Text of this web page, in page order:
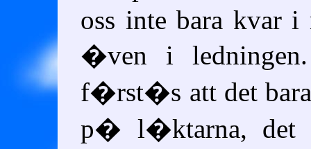
oss inte bara kvar i
�ven i
f�rst�s att det
p� l�ktarna, det